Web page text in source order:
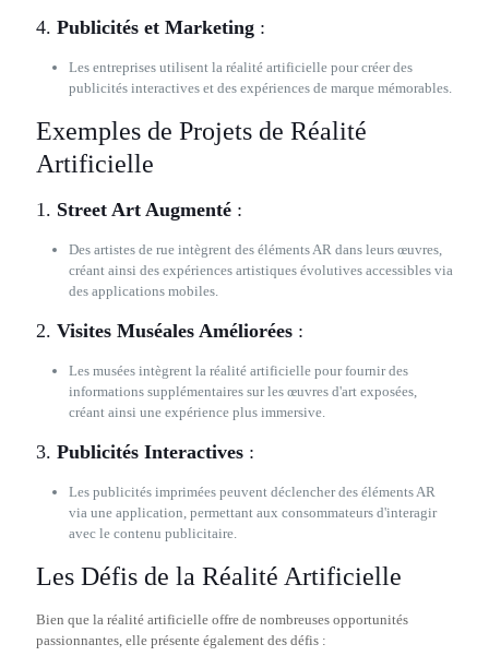
4. Publicités et Marketing :
Les entreprises utilisent la réalité artificielle pour créer des
publicités interactives et des expériences de marque mémorables.
Exemples de Projets de Réalité
Artificielle
1. Street Art Augmenté :
Des artistes de rue intègrent des éléments AR dans leurs œuvres,
créant ainsi des expériences artistiques évolutives accessibles via
des applications mobiles.
2. Visites Muséales Améliorées :
Les musées intègrent la réalité artificielle pour fournir des
informations supplémentaires sur les œuvres d'art exposées,
créant ainsi une expérience plus immersive.
3. Publicités Interactives :
Les publicités imprimées peuvent déclencher des éléments AR
via une application, permettant aux consommateurs d'interagir
avec le contenu publicitaire.
Les Défis de la Réalité Artificielle
Bien que la réalité artificielle offre de nombreuses opportunités
passionnantes, elle présente également des défis :